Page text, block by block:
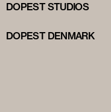
DOPEST STUDIOS
DOPEST DENMARK